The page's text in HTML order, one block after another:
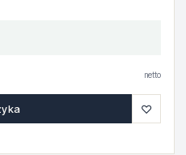
netto
♡